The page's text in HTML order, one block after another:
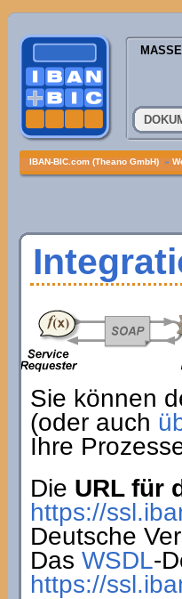
IBAN-BIC.com (Theano GmbH) »
Sie können
(oder auch
Ihre
Die URL für
https://
Deutsche
Das WSDL-
https://